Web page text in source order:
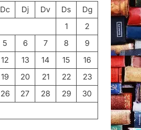
Dc Dj Dv Ds
Dg
1
2
5 6 7 8
9
12 13 14 15
16
19 20 21 22
23
26 27 28 29
30